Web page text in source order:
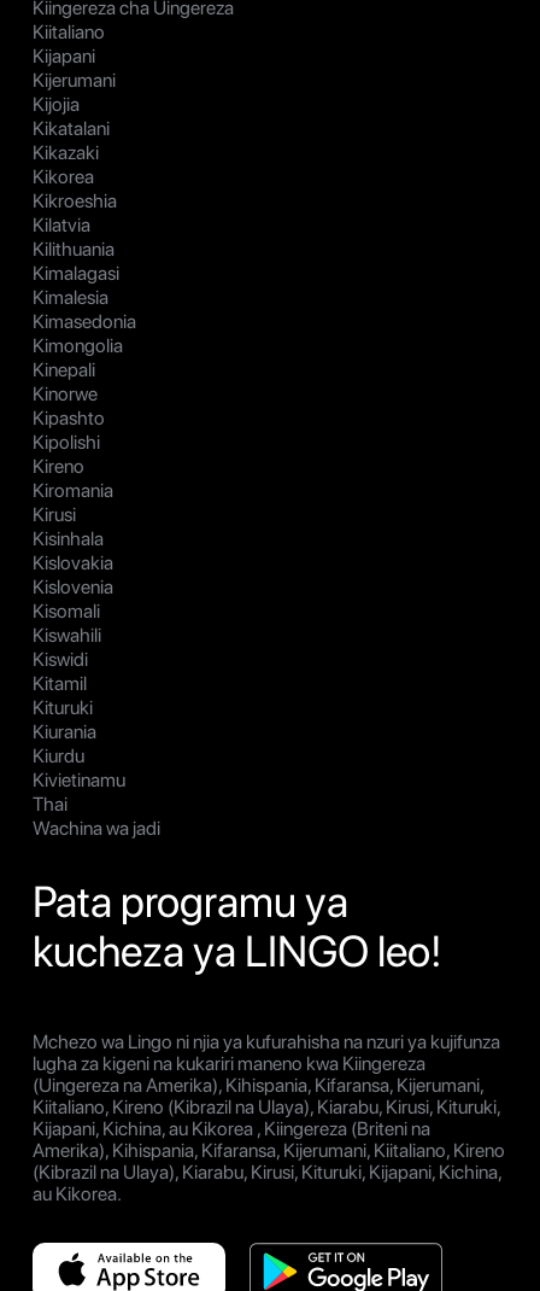
Kiingereza cha Uingereza
Kiitaliano
Kijapani
Kijerumani
Kijojia
Kikatalani
Kikazaki
Kikorea
Kikroeshia
Kilatvia
Kilithuania
Kimalagasi
Kimalesia
Kimasedonia
Kimongolia
Kinepali
Kinorwe
Kipashto
Kipolishi
Kireno
Kiromania
Kirusi
Kisinhala
Kislovakia
Kislovenia
Kisomali
Kiswahili
Kiswidi
Kitamil
Kituruki
Kiurania
Kiurdu
Kivietinamu
Thai
Wachina wa jadi
Pata programu ya
kucheza ya LINGO leo!
Mchezo wa Lingo ni njia ya kufurahisha na nzuri ya kujifunza
lugha za kigeni na kukariri maneno kwa Kiingereza
(Uingereza na Amerika), Kihispania, Kifaransa, Kijerumani,
Kiitaliano, Kireno (Kibrazil na Ulaya), Kiarabu, Kirusi, Kituruki,
Kijapani, Kichina, au Kikorea , Kiingereza (Briteni na
Amerika), Kihispania, Kifaransa, Kijerumani, Kiitaliano, Kireno
(Kibrazil na Ulaya), Kiarabu, Kirusi, Kituruki, Kijapani, Kichina,
au Kikorea.